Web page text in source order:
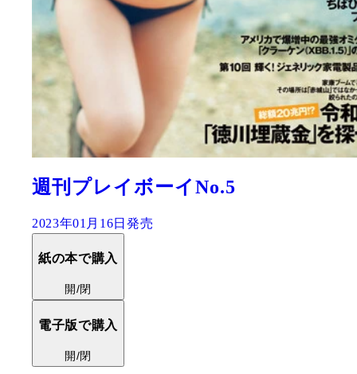
週刊プレイボーイNo.5
2023年01月16日発売
紙の本で購入
開/閉
電子版で購入
開/閉